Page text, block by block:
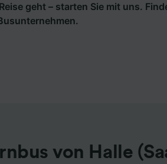
geht – starten Sie mit uns.
von Halle